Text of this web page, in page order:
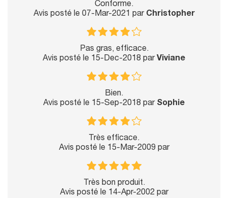
Conforme.
Avis posté le 07-Mar-2021 par Christopher
Pas gras, efficace.
Avis posté le 15-Dec-2018 par Viviane
Bien.
Avis posté le 15-Sep-2018 par Sophie
Très efficace.
Avis posté le 15-Mar-2009 par
Très bon produit.
Avis posté le 14-Apr-2002 par